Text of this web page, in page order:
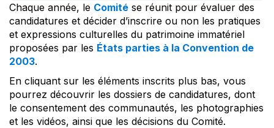
Chaque année, le Comité se réunit pour évaluer des
candidatures et décider d’inscrire ou non les pratiques
et expressions culturelles du patrimoine immatériel
proposées par les États parties à la Convention de
2003.
En cliquant sur les éléments inscrits plus bas, vous
pourrez découvrir les dossiers de candidatures, dont
le consentement des communautés, les photographies
et les vidéos, ainsi que les décisions du Comité.